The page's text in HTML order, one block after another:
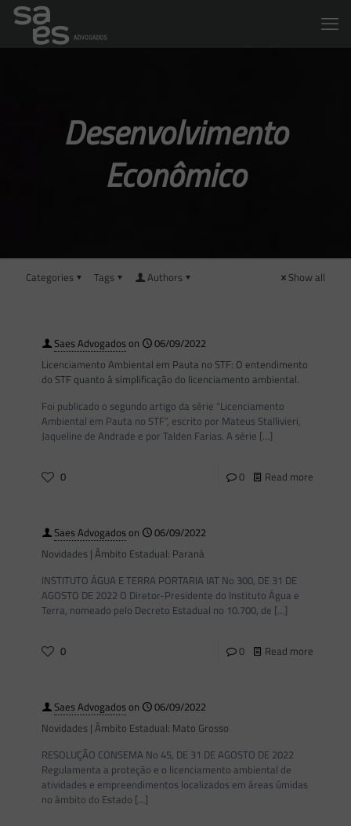
Desenvolvimento
Econômico
Categories Tags Authors Show all
Saes Advogadoson
06/09/2022
Licenciamento Ambiental em Pauta no STF: O entendimento
do STF quanto à simplificação do licenciamento ambiental.
Foi publicado o segundo artigo da série “Licenciamento
Ambiental em Pauta no STF”, escrito por Mateus Stallivieri,
Jaqueline de Andrade e por Talden Farias. A série […]
0 0 Read more
Saes Advogadoson
06/09/2022
Novidades | Âmbito Estadual: Paraná
INSTITUTO ÁGUA E TERRA PORTARIA IAT No 300, DE 31 DE
AGOSTO DE 2022 O Diretor-Presidente do Instituto Água e
Terra, nomeado pelo Decreto Estadual no 10.700, de […]
0 0 Read more
Saes Advogadoson
06/09/2022
Novidades | Âmbito Estadual: Mato Grosso
RESOLUÇÃO CONSEMA No 45, DE 31 DE AGOSTO DE 2022
Regulamenta a proteção e o licenciamento ambiental de
atividades e empreendimentos localizados em áreas úmidas
no âmbito do Estado […]